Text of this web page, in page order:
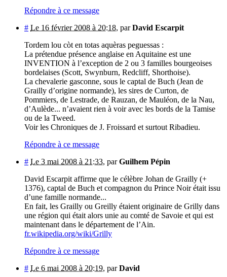
Répondre à ce message
# Le 16 février 2008 à 20:18, parDavid Escarpit
Tordem lou còt en totas aquèras peguessas :
La prétendue présence anglaise en Aquitaine est une
INVENTION à l’exception de 2 ou 3 familles bourgeoises
bordelaises (Scott, Swynburn, Redcliff, Shorthoise).
La chevalerie gasconne, sous le captal de Buch (Jean de
Grailly d’origine normande), les sires de Curton, de
Pommiers, de Lestrade, de Rauzan, de Mauléon, de la Nau,
d’Aulède... n’avaient rien à voir avec les bords de la Tamise
ou de la Tweed.
Voir les Chroniques de J. Froissard et surtout Ribadieu.
Répondre à ce message
# Le 3 mai 2008 à 21:33, parGuilhem Pépin
David Escarpit affirme que le célèbre Johan de Grailly (+
1376), captal de Buch et compagnon du Prince Noir était issu
d’une famille normande...
En fait, les Grailly ou Greilly étaient originaire de Grilly dans
une région qui était alors unie au comté de Savoie et qui est
maintenant dans le département de l’Ain.
fr.wikipedia.org/wiki/Grilly
Répondre à ce message
# Le 6 mai 2008 à 20:19, parDavid